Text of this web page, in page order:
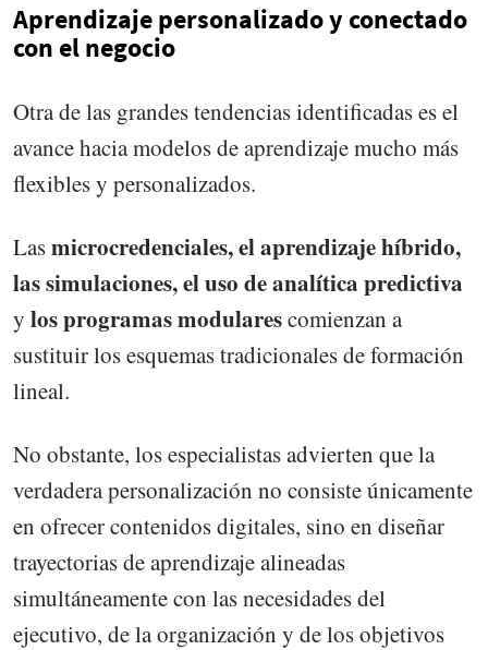
Aprendizaje personalizado y conectado
con el negocio
Otra de las grandes tendencias identificadas es el
avance hacia modelos de aprendizaje mucho más
flexibles y personalizados.
Lasmicrocredenciales, el aprendizaje híbrido,
las simulaciones, el uso de analítica predictiva
y los programas modularescomienzan a
sustituir los esquemas tradicionales de formación
lineal.
No obstante, los especialistas advierten que la
verdadera personalización no consiste únicamente
en ofrecer contenidos digitales, sino en diseñar
trayectorias de aprendizaje alineadas
simultáneamente con las necesidades del
ejecutivo, de la organización y de los objetivos